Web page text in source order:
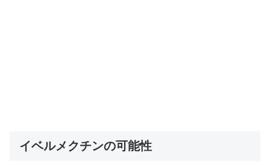
イベルメクチンの可能性